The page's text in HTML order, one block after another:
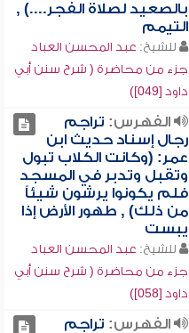
بالصعيد لصلاة الفجر....) ,
التيمم
للشيخ: عبد المحسن العباد
جزء من محاضرة ( شرح سنن أبي
داود [049])
الفهرس: تراجم
رجال إسناد حديث ابن
عمر: (وكانت الكلاب تبول
وتقبل وتدبر في المسجد
فلم يكونوا يرشون شيئاً
من ذلك) , طهور الأرض إذا
يبست
للشيخ: عبد المحسن العباد
جزء من محاضرة ( شرح سنن أبي
داود [058])
الفهرس: تراجم